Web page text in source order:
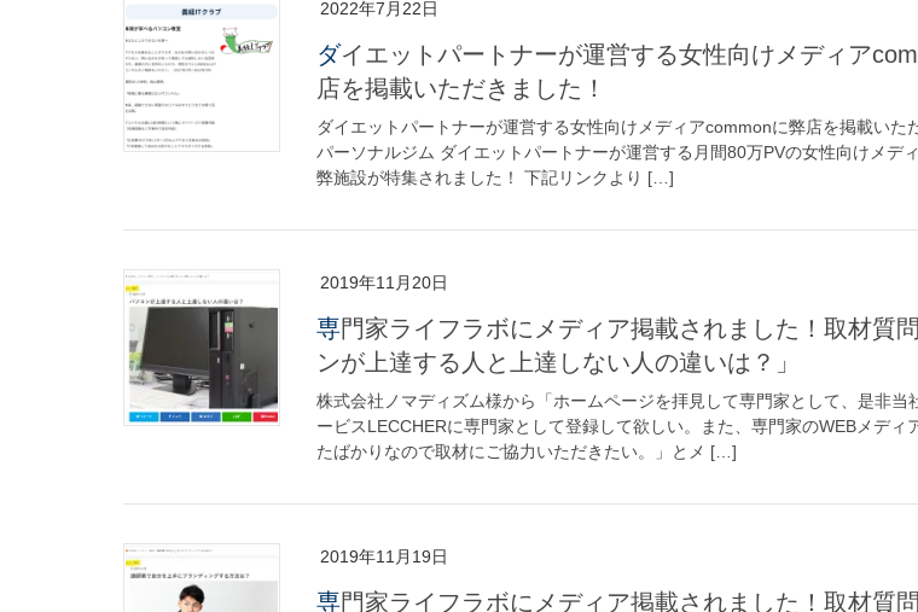
2022年7月22日
ダイエットパートナーが運営する女性向けメディアcommonに弊
店を掲載いただきました！
ダイエットパートナーが運営する女性向けメディアcommonに弊店を掲載いた
パーソナルジム ダイエットパートナーが運営する月間80万PVの女性向けメデ
弊施設が特集されました！ 下記リンクより […]
2019年11月20日
専門家ライフラボにメディア掲載されました！取材質問「パソコ
ンが上達する人と上達しない人の違いは？」
株式会社ノマディズム様から「ホームページを拝見して専門家として、是非当
ービスLECCHERに専門家として登録して欲しい。また、専門家のWEBメディ
たばかりなので取材にご協力いただきたい。」とメ […]
2019年11月19日
専門家ライフラボにメディア掲載されました！取材質問「講師業